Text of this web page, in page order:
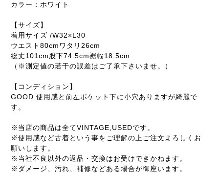
カラー：ホワイト
【サイズ】
着用サイズ /W32×L30
ウエスト80cmワタリ26cm
総丈101cm股下74.5cm裾幅18.5cm
（※測定値の若干の誤差はご了承下さいませ。）
【コンディション】
GOOD 使用感と前左ポケット下に小穴ありますが綺麗で
す。
※当店の商品は全てVINTAGE,USEDです。
※使用感など古着という事をご理解の上ご注文よろしくお
願いします。
※当社不良以外の返品・交換はお受けできかねます。
※ダメージ、汚れ、補修などある場合が御座います。